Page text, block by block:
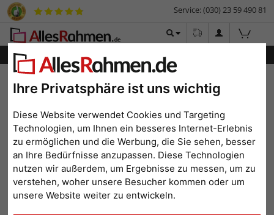
Ihre Privatsphäre ist uns wichtig
Diese Website verwendet Cookies und Targeting
Technologien, um Ihnen ein besseres Internet-Erlebnis
zu ermöglichen und die Werbung, die Sie sehen, besser
an Ihre Bedürfnisse anzupassen. Diese Technologien
nutzen wir außerdem, um Ergebnisse zu messen, um zu
verstehen, woher unsere Besucher kommen oder um
unsere Website weiter zu entwickeln.
Service: (030) 23 59 490 81
Filterergebnis
Kunststoff-Bilderrahmen
62x93 cm